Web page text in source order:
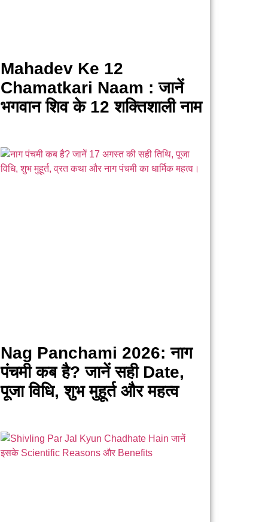
Mahadev Ke 12
Chamatkari Naam : जानें
भगवान शिव के 12 शक्तिशाली नाम
Nag Panchami 2026: नाग
पंचमी कब है? जानें सही Date,
पूजा विधि, शुभ मुहूर्त और महत्व